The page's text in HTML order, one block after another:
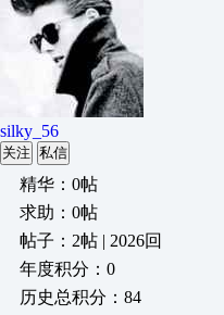
silky_56
关注 私信
精华：0帖
求助：0帖
帖子：2帖 | 2026回
年度积分：0
历史总积分：84